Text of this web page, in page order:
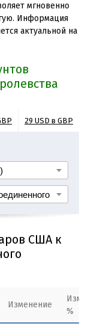
мгновенно
Информация
актуальной на
29 USD в GBP
США к
Изменение
%